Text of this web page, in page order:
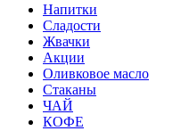
Напитки
Сладости
Жвачки
Акции
Оливковое масло
Стаканы
ЧАЙ
КОФЕ